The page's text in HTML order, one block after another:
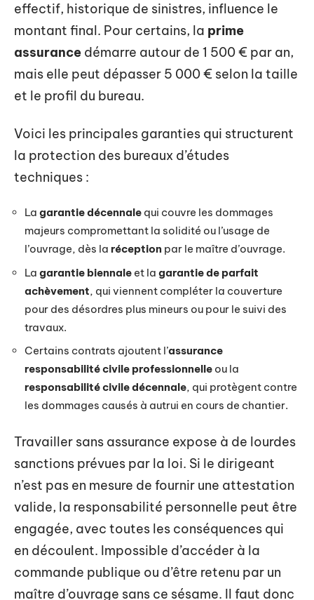
effectif, historique de sinistres, influence le
montant final. Pour certains, la prime
assurance démarre autour de 1 500 € par an,
mais elle peut dépasser 5 000 € selon la taille
et le profil du bureau.
Voici les principales garanties qui structurent
la protection des bureaux d’études
techniques :
La garantie décennale qui couvre les dommages
majeurs compromettant la solidité ou l’usage de
l’ouvrage, dès la réception par le maître d’ouvrage.
La garantie biennale et la garantie de parfait
achèvement, qui viennent compléter la couverture
pour des désordres plus mineurs ou pour le suivi des
travaux.
Certains contrats ajoutent l’assurance
responsabilité civile professionnelle ou la
responsabilité civile décennale, qui protègent contre
les dommages causés à autrui en cours de chantier.
Travailler sans assurance expose à de lourdes
sanctions prévues par la loi. Si le dirigeant
n’est pas en mesure de fournir une attestation
valide, la responsabilité personnelle peut être
engagée, avec toutes les conséquences qui
en découlent. Impossible d’accéder à la
commande publique ou d’être retenu par un
maître d’ouvrage sans ce sésame. Il faut donc